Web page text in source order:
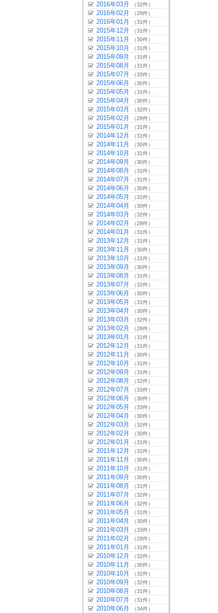
2016年03月 （32件）
2016年02月 （29件）
2016年01月 （31件）
2015年12月 （31件）
2015年11月 （30件）
2015年10月 （31件）
2015年09月 （31件）
2015年08月 （31件）
2015年07月 （33件）
2015年06月 （30件）
2015年05月 （31件）
2015年04月 （30件）
2015年03月 （32件）
2015年02月 （28件）
2015年01月 （31件）
2014年12月 （31件）
2014年11月 （30件）
2014年10月 （31件）
2014年09月 （30件）
2014年08月 （31件）
2014年07月 （31件）
2014年06月 （30件）
2014年05月 （31件）
2014年04月 （30件）
2014年03月 （32件）
2014年02月 （28件）
2014年01月 （31件）
2013年12月 （31件）
2013年11月 （30件）
2013年10月 （31件）
2013年09月 （30件）
2013年08月 （31件）
2013年07月 （32件）
2013年06月 （30件）
2013年05月 （31件）
2013年04月 （30件）
2013年03月 （32件）
2013年02月 （28件）
2013年01月 （31件）
2012年12月 （31件）
2012年11月 （30件）
2012年10月 （31件）
2012年09月 （31件）
2012年08月 （32件）
2012年07月 （33件）
2012年06月 （30件）
2012年05月 （33件）
2012年04月 （30件）
2012年03月 （32件）
2012年02月 （30件）
2012年01月 （31件）
2011年12月 （31件）
2011年11月 （30件）
2011年10月 （31件）
2011年09月 （30件）
2011年08月 （31件）
2011年07月 （32件）
2011年06月 （32件）
2011年05月 （31件）
2011年04月 （30件）
2011年03月 （33件）
2011年02月 （28件）
2011年01月 （31件）
2010年12月 （32件）
2010年11月 （30件）
2010年10月 （32件）
2010年09月 （32件）
2010年08月 （31件）
2010年07月 （31件）
2010年06月 （34件）